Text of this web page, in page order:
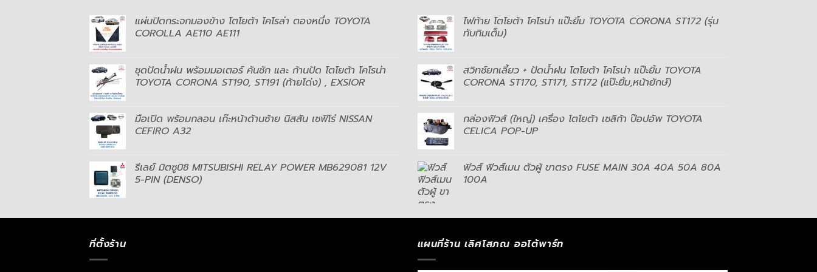
แผ่นปิดกระจกมองข้าง โตโยต้า โคโรล่า ตองหนึ่ง TOYOTA
COROLLA AE110 AE111
ชุดปัดน้ำฝน พร้อมมอเตอร์ คันชัก และ ก้านปัด โตโยต้า โคโรน่า
TOYOTA CORONA ST190, ST191 (ท้ายโด่ง) , EXSIOR
มือเปิด พร้อมกลอน เก๊ะหน้าด้านซ้าย นิสสัน เซฟิโร่ NISSAN
CEFIRO A32
รีเลย์ มิตซูบิชิ MITSUBISHI RELAY POWER MB629081 12V
5-PIN (DENSO)
ไฟท้าย โตโยต้า โคโรน่า แป๊ะยิ้ม TOYOTA CORONA ST172 (รุ่น
ทับทิมเต็ม)
สวิทช์ยกเลี้ยว + ปัดน้ำฝน โตโยต้า โคโรน่า แป๊ะยิ้ม TOYOTA
CORONA ST170, ST171, ST172 (แป๊ะยิ้ม,หน้ายักษ์)
กล่องฟิวส์ (ใหญ่) เครื่อง โตโยต้า เซลิก้า ป๊อปอัพ TOYOTA
CELICA POP-UP
ฟิวส์ ฟิวส์เมน ตัวผู้ ขาตรง FUSE MAIN 30A 40A 50A 80A
100A
ที่ตั้งร้าน แผนที่ร้าน เลิศโสภณ ออโต้พาร์ท